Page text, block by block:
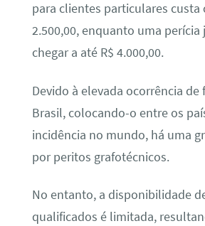
para clientes particulares custa
2.500,00, enquanto uma
chegar a até R$ 4.000,00.
Devido à elevada ocorrência de
Brasil, colocando-o entre os
incidência no mundo, há uma
por peritos grafotécnicos.
No entanto, a disponibilidade
qualificados é limitada,